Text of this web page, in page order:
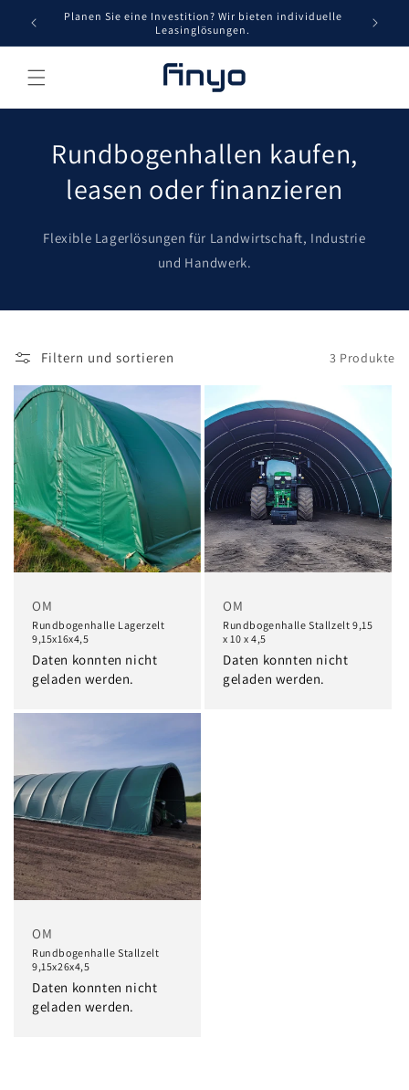
zum
Planen Sie eine Investition? Wir bieten individuelle
Leasinglösungen.
Rundbogenhallen kaufen,
leasen oder finanzieren
Flexible Lagerlösungen für Landwirtschaft, Industrie
und Handwerk.
Filtern und sortieren 3 Produkte
OM
Rundbogenhalle Lagerzelt
9,15x16x4,5
Daten konnten nicht
geladen werden.
OM
Rundbogenhalle Stallzelt 9,15
x 10 x 4,5
Daten konnten nicht
geladen werden.
OM
Rundbogenhalle Stallzelt
9,15x26x4,5
Daten konnten nicht
geladen werden.